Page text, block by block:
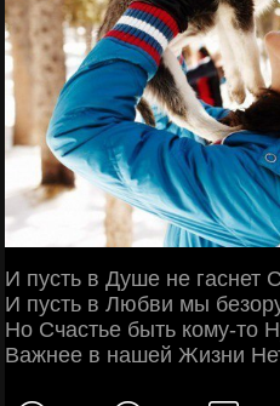
И пусть в Душе не гаснет
И пусть в Любви мы
Но Счастье быть кому-то
Важнее в нашей Жизни